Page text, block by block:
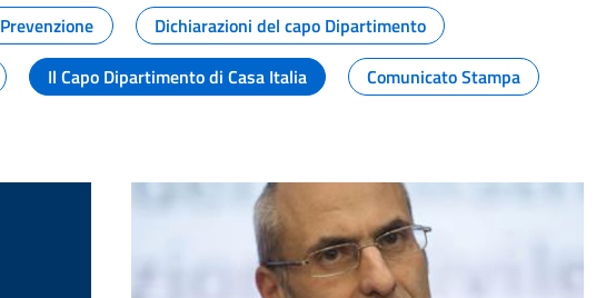
Prevenzione
Dichiarazioni del capo Dipartimento
Il Capo Dipartimento di Casa Italia
Comunicato Stampa